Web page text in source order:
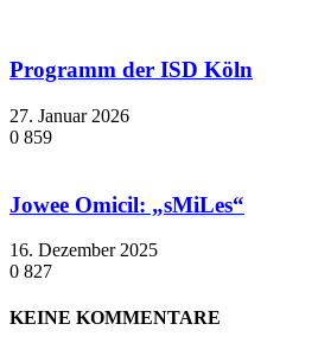
Programm der ISD Köln
27. Januar 2026
0 859
Jowee Omicil: „sMiLes“
16. Dezember 2025
0 827
KEINE KOMMENTARE